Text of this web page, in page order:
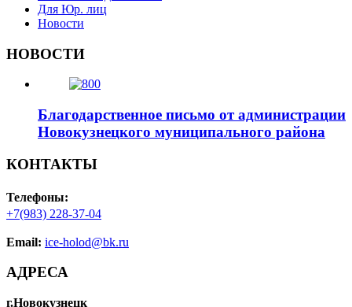
Для Юр. лиц
Новости
НОВОСТИ
Благодарственное письмо от администрации
Новокузнецкого муниципального района
КОНТАКТЫ
Телефоны:
+7(983) 228-37-04
Email: ice-holod@bk.ru
АДРЕСА
г.Новокузнецк